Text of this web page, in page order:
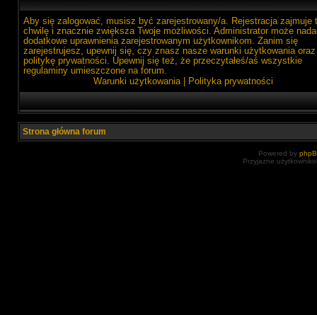
Aby się zalogować, musisz być zarejestrowany/a. Rejestracja zajmuje
chwilę i znacznie zwiększa Twoje możliwości. Administrator może
dodatkowe uprawnienia zarejestrowanym użytkownikom. Zanim się
zarejestrujesz, upewnij się, czy znasz nasze warunki użytkowania oraz
politykę prywatności. Upewnij się też, że przeczytałeś/aś wszystkie
regulaminy umieszczone na forum.
Warunki użytkowania| Polityka prywatności
Strona główna forum
Powered by
Przyjazne